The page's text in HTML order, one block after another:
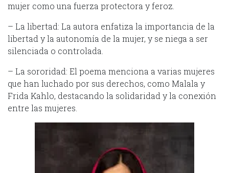
mujer como una fuerza protectora y feroz.
– La libertad: La autora enfatiza la importancia de la
libertad y la autonomía de la mujer, y se niega a ser
silenciada o controlada.
– La sororidad: El poema menciona a varias mujeres
que han luchado por sus derechos, como Malala y
Frida Kahlo, destacando la solidaridad y la conexión
entre las mujeres.